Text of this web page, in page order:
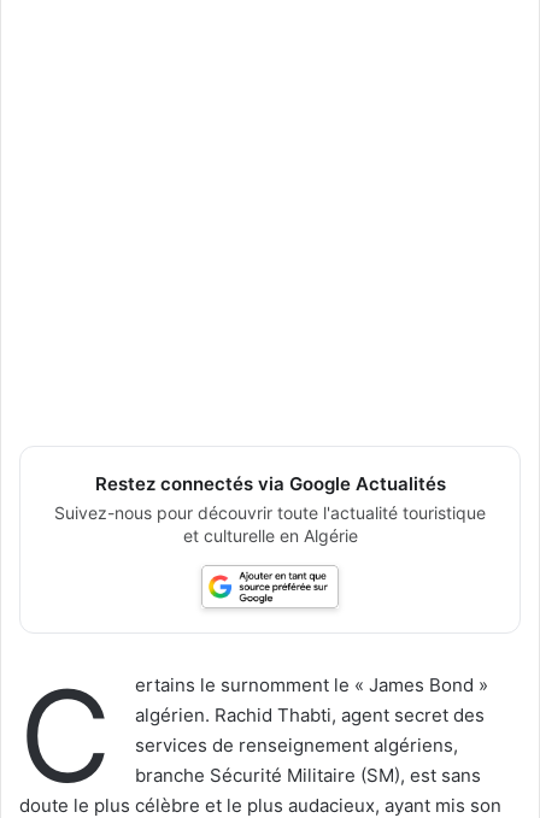
Restez connectés via Google Actualités
Suivez-nous pour découvrir toute l'actualité touristique
et culturelle en Algérie
C
ertains le surnomment le « James Bond »
algérien. Rachid Thabti, agent secret des
services de renseignement algériens,
branche Sécurité Militaire (SM), est sans
doute le plus célèbre et le plus audacieux, ayant mis son